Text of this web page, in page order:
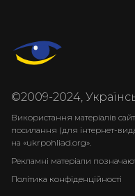
©2009-2024,
Використання матеріалів
посилання (для інтернет-
на «ukrpohliad.org».
Рекламні матеріали
Політика конфіденційності